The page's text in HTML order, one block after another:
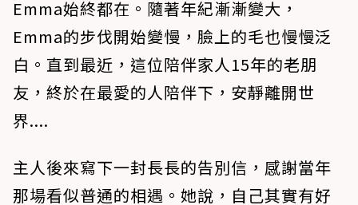
Emma始終都在。隨著年紀漸漸變大，
Emma的步伐開始變慢，臉上的毛也慢慢泛
白。直到最近，這位陪伴家人15年的老朋
友，終於在最愛的人陪伴下，安靜離開世
界....
主人後來寫下一封長長的告別信，感謝當年
那場看似普通的相遇。她說，自己其實有好